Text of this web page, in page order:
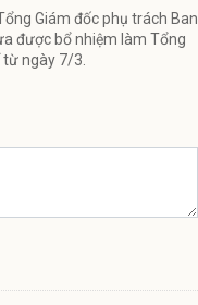
Giám đốc phụ trách Ban
được bổ nhiệm làm Tổng
ngày 7/3.